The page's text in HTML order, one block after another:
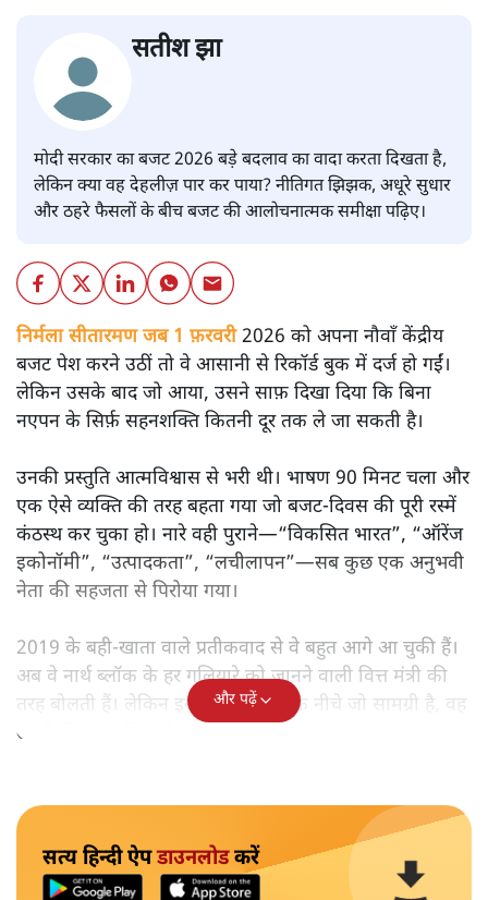
सतीश झा
मोदी सरकार का बजट 2026 बड़े बदलाव का वादा करता दिखता है,
लेकिन क्या वह देहलीज़ पार कर पाया? नीतिगत झिझक, अधूरे सुधार
और ठहरे फैसलों के बीच बजट की आलोचनात्मक समीक्षा पढ़िए।
निर्मला सीतारमण जब 1 फ़रवरी2026 को अपना नौवाँ केंद्रीय
बजट पेश करने उठीं तो वे आसानी से रिकॉर्ड बुक में दर्ज हो गईं।
लेकिन उसके बाद जो आया, उसने साफ़ दिखा दिया कि बिना
नएपन के सिर्फ़ सहनशक्ति कितनी दूर तक ले जा सकती है।
उनकी प्रस्तुति आत्मविश्वास से भरी थी। भाषण 90 मिनट चला और
एक ऐसे व्यक्ति की तरह बहता गया जो बजट‑दिवस की पूरी रस्में
कंठस्थ कर चुका हो। नारे वही पुराने—“विकसित भारत”, “ऑरेंज
इकोनॉमी”, “उत्पादकता”, “लचीलापन”—सब कुछ एक अनुभवी
नेता की सहजता से पिरोया गया।
2019 के बही‑खाता वाले प्रतीकवाद से वे बहुत आगे आ चुकी हैं।
अब वे नार्थ ब्लॉक के हर गलियारे को जानने वाली वित्त मंत्री की
तरह बोलती हैं। लेकिन इस आत्मविश्वास के नीचे जो सामग्री है, वह
उतनी ही अनुमानित और दोहराव भरी।
और पढ़ें
सत्य हिन्दी ऐपडाउनलोडकरें